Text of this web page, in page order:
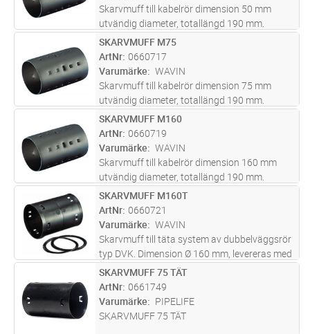
Skarvmuff till kabelrör dimension 50 mm
utvändig diameter, totallängd 190 mm.
Muffarna är sandtäta, ej vattentäta.
Försedda med låshackar som gör att muffen
sitter fast på rör. Färg svart
ST Lägg i kundvagn
SKARVMUFF M75
ArtNr 0660717
Varumärke
WAVIN
Skarvmuff till kabelrör dimension 75 mm
utvändig diameter, totallängd 190 mm.
Muffarna är sandtäta, ej vattentäta.
Försedda med låshackar som gör att muffen
sitter fast på rör. Färg svart
ST Lägg i kundvagn
SKARVMUFF M160
ArtNr 0660719
Varumärke
WAVIN
Skarvmuff till kabelrör dimension 160 mm
utvändig diameter, totallängd 190 mm.
Muffarna är sandtäta, ej vattentäta.
Försedda med låshackar som gör att muffen
sitter fast på rör. Färg svart
ST Lägg i kundvagn
SKARVMUFF M160T
ArtNr 0660721
Varumärke
WAVIN
Skarvmuff till täta system av dubbelväggsrör
typ DVK. Dimension Ø 160 mm, levereras med
2 st tätningsringar. Svart i PE.
ST Lägg i kundvagn
SKARVMUFF 75 TÄT
ArtNr 0661749
Varumärke
PIPELIFE
SKARVMUFF 75 TÄT